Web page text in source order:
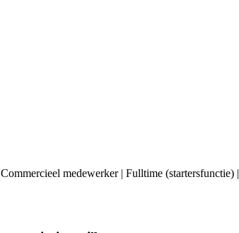
medewerker | Fulltime (startersfunctie)